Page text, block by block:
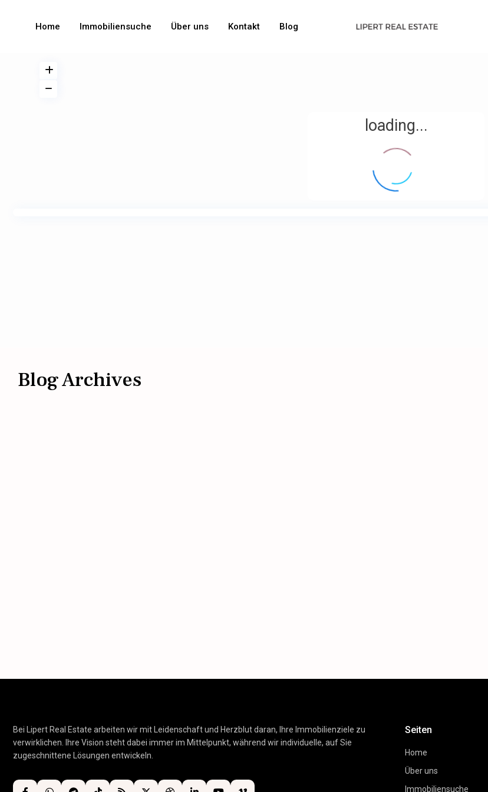
Home Immobiliensuche Über uns Kontakt Blog
loading...
Blog Archives
Bei Lipert Real Estate arbeiten wir mit Leidenschaft und Herzblut daran, Ihre Immobilienziele zu
verwirklichen. Ihre Vision steht dabei immer im Mittelpunkt, während wir individuelle, auf Sie
zugeschnittene Lösungen entwickeln.
Seiten
Home
Über uns
Immobiliensuche